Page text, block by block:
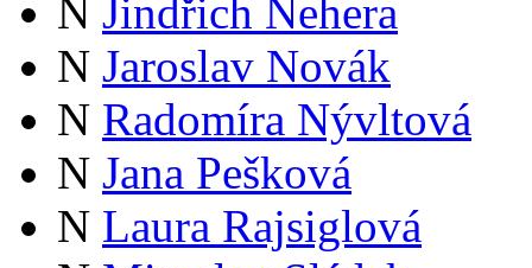
N Jindřich Nehera
N Jaroslav Novák
N Radomíra Nývltová
N Jana Pešková
N Laura Rajsiglová